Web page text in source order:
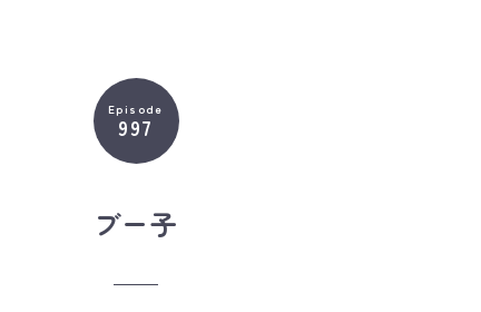
Episode
997
ブー子